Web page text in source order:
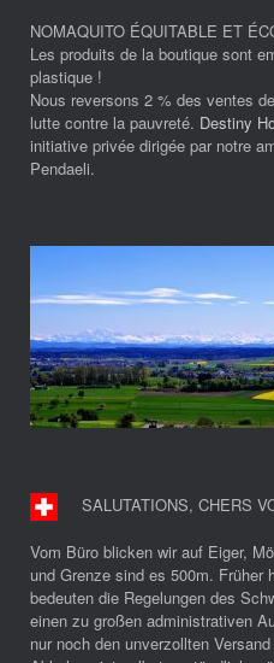
NOMAQUITO ÉQUITABLE ET
Les produits de la boutique sont
plastique !
Nous reversons 2 % des ventes
lutte contre la pauvreté. Destiny
initiative privée dirigée par notre
Pendaeli.
SALUTATIONS, CHERS
Vom Büro blicken wir auf Eiger,
und Grenze sind es 500m. Früher
bedeuten die Regelungen des
einen zu großen administrativen
nur noch den unverzollten